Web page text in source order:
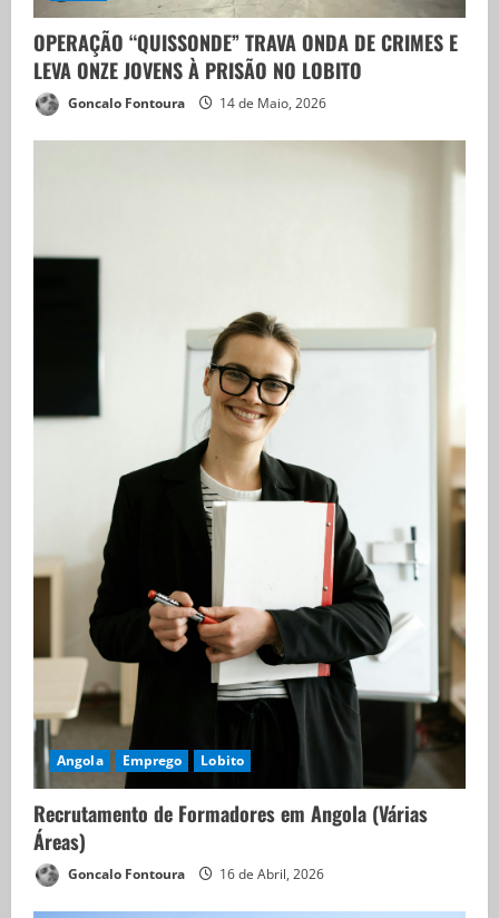
5
Linha do Lobito devastada após cenário
de destruição
OPERAÇÃO “QUISSONDE” TRAVA ONDA DE CRIMES E
LEVA ONZE JOVENS À PRISÃO NO LOBITO
Goncalo Fontoura 14 de Maio, 2026
Angola Emprego Lobito
Recrutamento de Formadores em Angola (Várias
Áreas)
Goncalo Fontoura 16 de Abril, 2026